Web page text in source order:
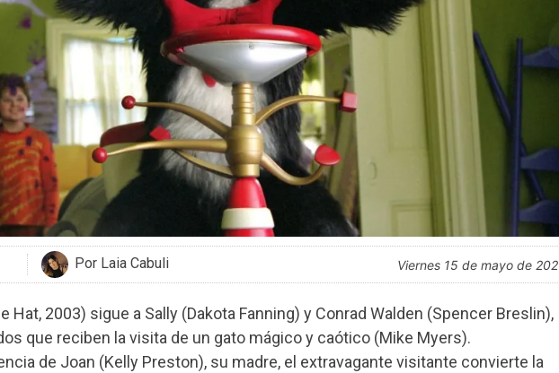
Por Laia Cabuli viernes 15 de mayo de
Hat, 2003) sigue a Sally (Dakota Fanning) y Conrad Walden (Spencer Breslin),
que reciben la visita de un gato mágico y caótico (Mike Myers).
de Joan (Kelly Preston), su madre, el extravagante visitante convierte la